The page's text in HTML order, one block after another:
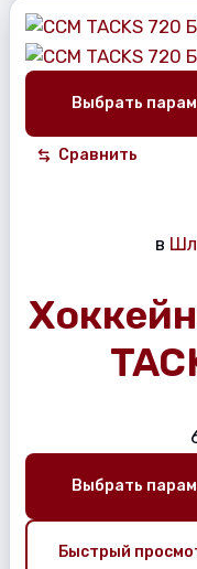
Выбрать
Сравнить
в
Выбрать
Быстрый